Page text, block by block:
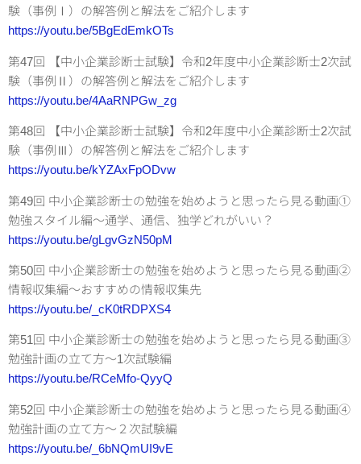
験（事例Ⅰ）の解答例と解法をご紹介します
https://youtu.be/5BgEdEmkOTs
第47回 【中小企業診断士試験】令和2年度中小企業診断士2次試
験（事例Ⅱ）の解答例と解法をご紹介します
https://youtu.be/4AaRNPGw_zg
第48回 【中小企業診断士試験】令和2年度中小企業診断士2次試
験（事例Ⅲ）の解答例と解法をご紹介します
https://youtu.be/kYZAxFpODvw
第49回 中小企業診断士の勉強を始めようと思ったら見る動画①
勉強スタイル編～通学、通信、独学どれがいい？
https://youtu.be/gLgvGzN50pM
第50回 中小企業診断士の勉強を始めようと思ったら見る動画②
情報収集編～おすすめの情報収集先
https://youtu.be/_cK0tRDPXS4
第51回 中小企業診断士の勉強を始めようと思ったら見る動画③
勉強計画の立て方～1次試験編
https://youtu.be/RCeMfo-QyyQ
第52回 中小企業診断士の勉強を始めようと思ったら見る動画④
勉強計画の立て方～２次試験編
https://youtu.be/_6bNQmUI9vE